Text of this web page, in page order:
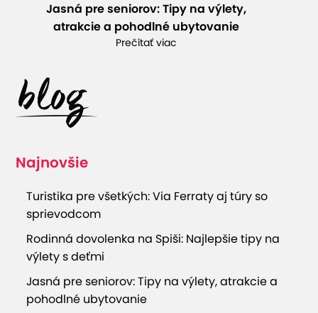
Jasná pre seniorov: Tipy na výlety,
atrakcie a pohodlné ubytovanie
Prečítať viac
Najnovšie
Turistika pre všetkých: Via Ferraty aj túry so
sprievodcom
Rodinná dovolenka na Spiši: Najlepšie tipy na
výlety s deťmi
Jasná pre seniorov: Tipy na výlety, atrakcie a
pohodlné ubytovanie